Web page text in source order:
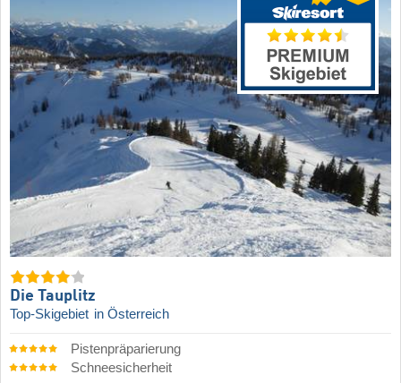
Die Tauplitz
Top-Skigebiet in Österreich
Pistenpräparierung
Schneesicherheit